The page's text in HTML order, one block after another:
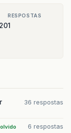
RESPOSTAS
1
36 respostas
6 respostas